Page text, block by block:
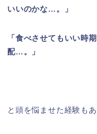
いいのかな…。」
「食べさせてもいい時
配…。」
と頭を悩ませた経験も